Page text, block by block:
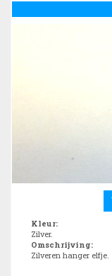
Kleur:
Zilver.
Omschrijving:
Zilveren hanger elfje.